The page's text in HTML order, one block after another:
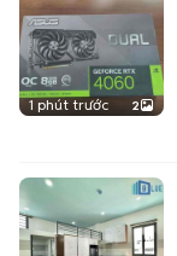
1 phút trước 2